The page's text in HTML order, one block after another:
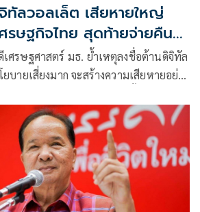
ลวอลเล็ต เสียหายใหญ่
รษฐกิจไทย สุดท้ายจ่ายคืน
น
ศรษฐศาสตร์ มธ. ย้ำเหตุลงชื่อต้านดิจิทัล
บายเสี่ยงมาก จะสร้างความเสียหายอย่าง
ท้าย คนไทยจะต้องจ่ายคืนเกินกว่าที่